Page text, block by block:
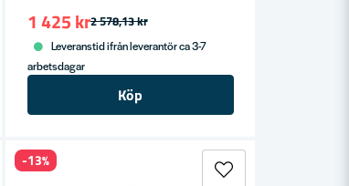
2 578,13 kr
1 425 kr
Leveranstid ifrån leverantör ca 3-7
arbetsdagar
Köp
-13%